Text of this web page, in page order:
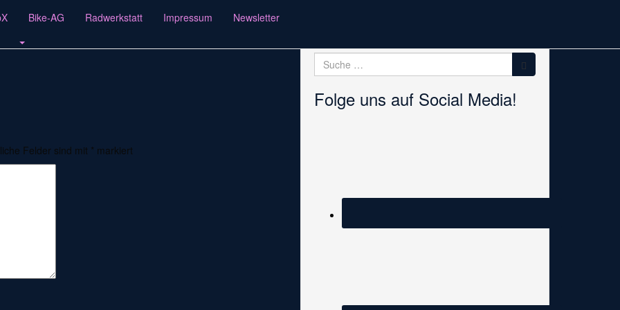
Bike-AG Radwerkstatt Impressum Newsletter
Felder sind mit * markiert
Suche
nach:
Folge uns auf Social Media!